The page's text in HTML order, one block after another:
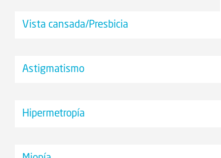
Vista cansada/Presbicia
Astigmatismo
Hipermetropía